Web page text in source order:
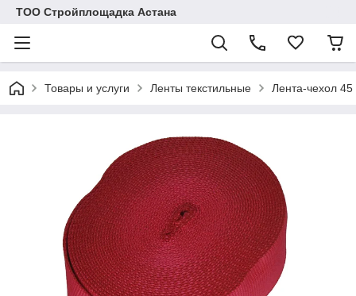
ТОО Стройплощадка Астана
Товары и услуги Ленты текстильные Лента-чехол